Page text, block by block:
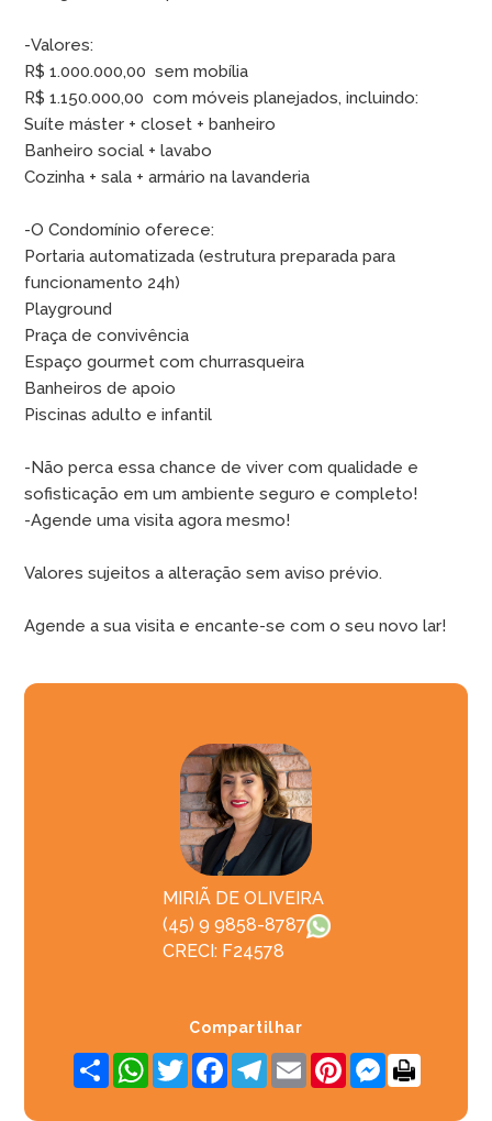
-Valores:
R$ 1.000.000,00  sem mobília
R$ 1.150.000,00  com móveis planejados, incluindo:
Suíte máster + closet + banheiro
Banheiro social + lavabo
Cozinha + sala + armário na lavanderia
-O Condomínio oferece:
Portaria automatizada (estrutura preparada para
funcionamento 24h)
Playground
Praça de convivência
Espaço gourmet com churrasqueira
Banheiros de apoio
Piscinas adulto e infantil
-Não perca essa chance de viver com qualidade e
sofisticação em um ambiente seguro e completo!
-Agende uma visita agora mesmo!
Valores sujeitos a alteração sem aviso prévio.
Agende a sua visita e encante-se com o seu novo lar!
MIRIÃ DE OLIVEIRA
(45) 9 9858-8787
CRECI: F24578
Compartilhar
Share WhatsApp
TwitterFacebookTelegram
Email PinterestMessenger